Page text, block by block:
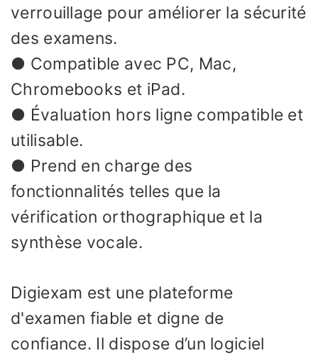
verrouillage pour améliorer la sécurité
des examens.
● Compatible avec PC, Mac,
Chromebooks et iPad.
● Évaluation hors ligne compatible et
utilisable.
● Prend en charge des
fonctionnalités telles que la
vérification orthographique et la
synthèse vocale.
Digiexam est une plateforme
d'examen fiable et digne de
confiance. Il dispose d’un logiciel